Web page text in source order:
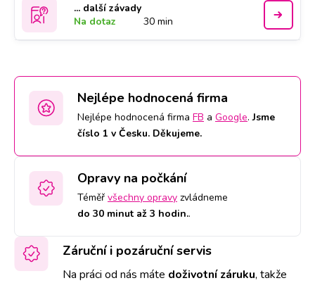
... další závady
Na dotaz
30 min
Nejlépe hodnocená firma
Nejlépe hodnocená firma FB a Google.Jsme
číslo 1 v Česku. Děkujeme.
Opravy na počkání
Téměř všechny opravy zvládneme
do 30 minut až 3 hodin..
Záruční i pozáruční servis
Na práci od nás máte doživotní záruku, takže